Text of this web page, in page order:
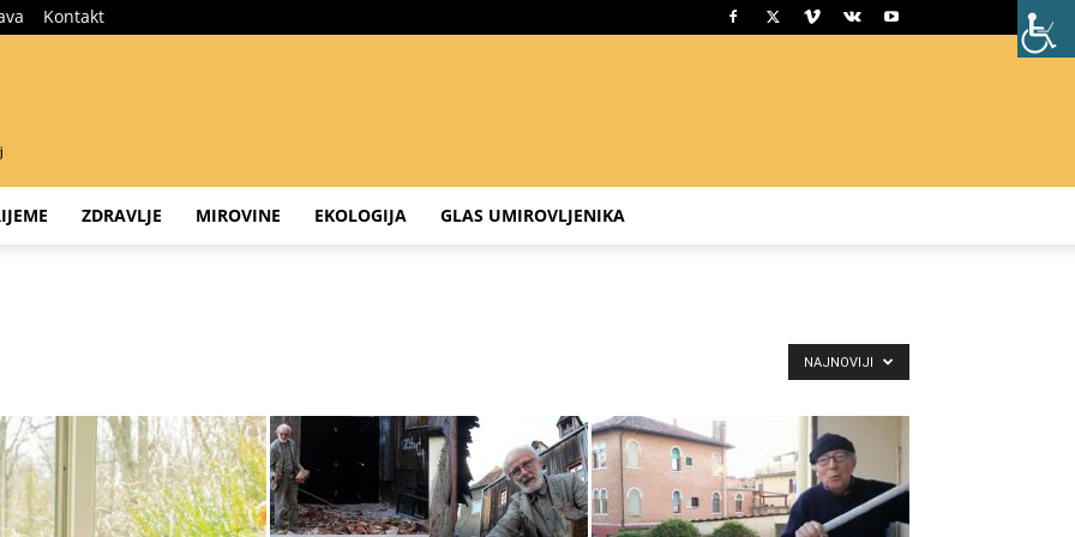
Kontakt
ZDRAVLJE MIROVINE EKOLOGIJA GLAS UMIROVLJENIKA
NAJNOVIJI